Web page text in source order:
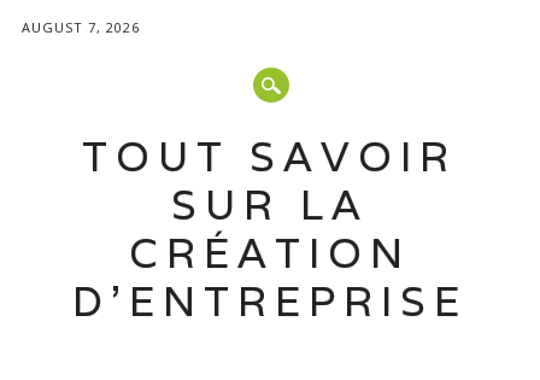
AUGUST 7, 2026
TOUT SAVOIR
SUR LA
CRÉATION
D'ENTREPRISE